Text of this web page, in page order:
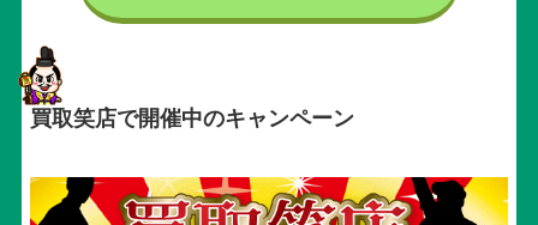
買取笑店で開催中のキャンペーン